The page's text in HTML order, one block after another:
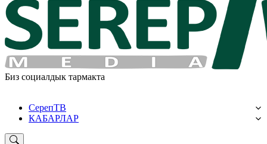
Биз социалдык тармакта
СерепТВ
КАБАРЛАР